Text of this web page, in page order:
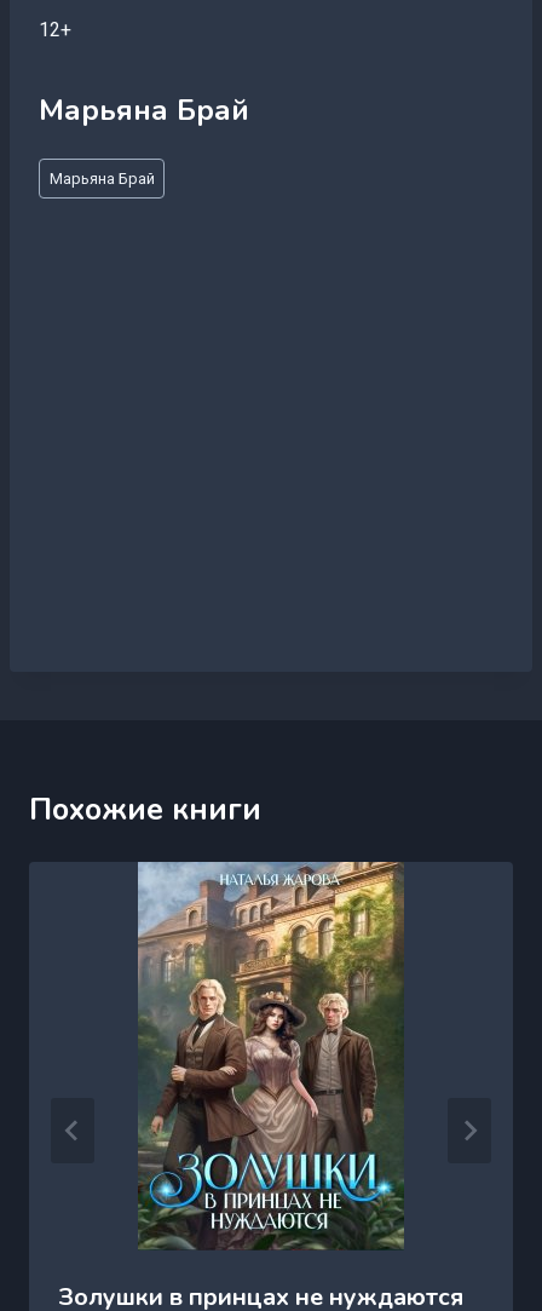
12+
Марьяна Брай
Метки
записи:
Марьяна Брай
Похожие книги
Золушки в принцах не нуждаются